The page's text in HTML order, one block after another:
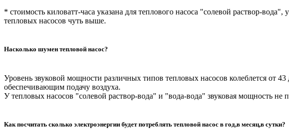
* стоимость киловатт-часа указана для теплового насоса "солевой раствор-
тепловых насосов чуть выше.
Насколько шумен тепловой насос?
Уровень звуковой мощности различных типов тепловых насосов колеблется от
обеспечивающим подачу воздуха.
У тепловых насосов "солевой раствор-вода" и "вода-вода" звуковая мощность
Как посчитать сколько электроэнергии будет потреблять тепловой насос в год,в месяц,в сутки?